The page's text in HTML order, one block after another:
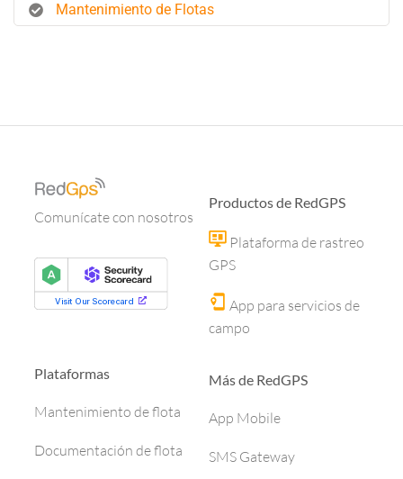
Mantenimiento de Flotas
Comunícate con nosotros
Plataformas
Mantenimiento de flota
Documentación de flota
Productos de RedGPS
Plataforma de rastreo
GPS
App para servicios de
campo
Más de RedGPS
App Mobile
SMS Gateway